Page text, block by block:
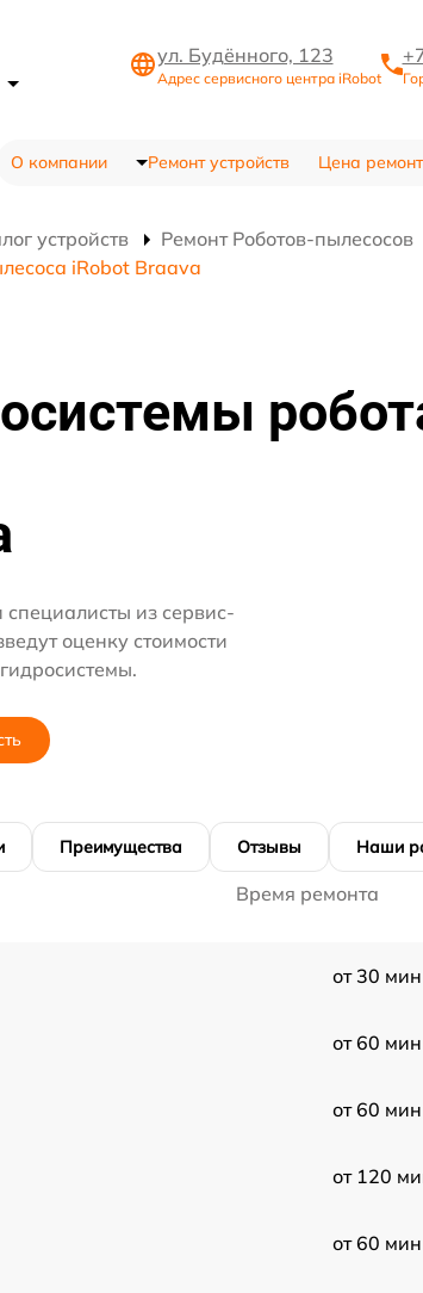
ул. Будённого, 123
Адрес сервисного центра iRobot
О компании Ремонт устройств Цена
устройств Ремонт Роботов-пылесосов
iRobot Braava
из сервис-
оценку стоимости
Преимущества Отзывы Наши
Время ремонта
от 30 мин
от 60 мин
от 60 мин
от 120
от 60 мин